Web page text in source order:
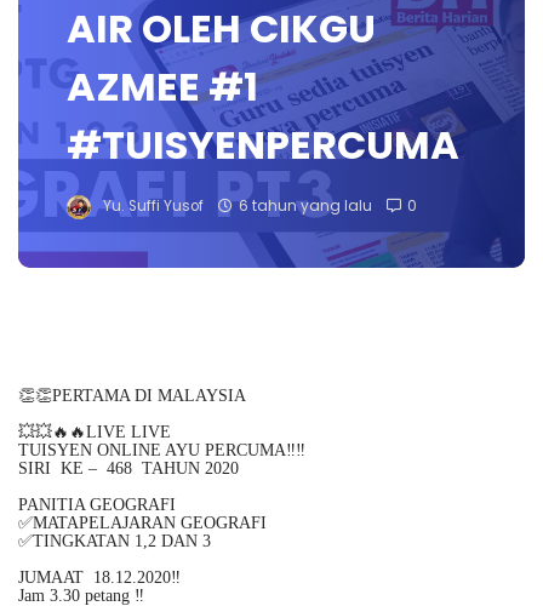
AIR OLEH CIKGU
AZMEE #1
#TUISYENPERCUMA
Yu. Suffi Yusof 6 tahun yang lalu 0
👏👏PERTAMA DI MALAYSIA
💥💥🔥🔥LIVE LIVE
TUISYEN ONLINE AYU PERCUMA‼️‼️
SIRI KE – 468 TAHUN 2020
PANITIA GEOGRAFI
✅MATAPELAJARAN GEOGRAFI
✅TINGKATAN 1,2 DAN 3
JUMAAT 18.12.2020‼️
Jam 3.30 petang ‼️